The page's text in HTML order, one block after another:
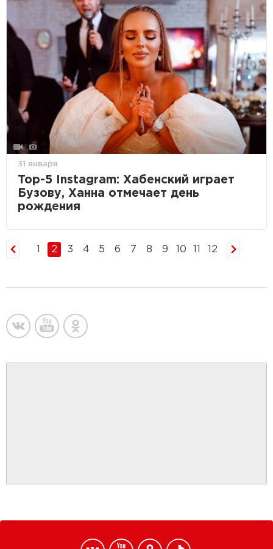
31 января
Top-5 Instagram: Хабенский играет
Бузову, Ханна отмечает день
рождения
2 3 4 5 6 7 8 9 10 12